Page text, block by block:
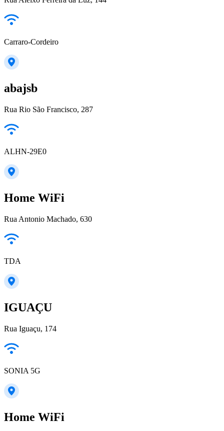
Carraro-Cordeiro
abajsb
Rua Rio São Francisco, 287
ALHN-29E0
Home WiFi
Rua Antonio Machado, 630
TDA
IGUAÇU
Rua Iguaçu, 174
SONIA 5G
Home WiFi